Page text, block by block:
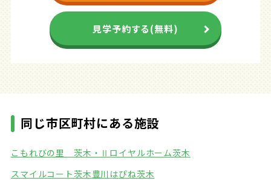
見学予約する(無料)
同じ市区町村にある施設
こもれびの里 茨木・Ⅱ ロイヤルホーム茨木
スマイルコート茨木豊川 はぴね茨木